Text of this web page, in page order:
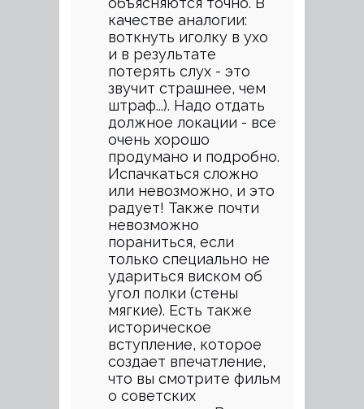
качестве аналогии:
воткнуть иголку в ухо
и в результате
потерять слух - это
звучит страшнее, чем
штраф...). Надо отдать
должное локации - все
очень хорошо
продумано и подробно.
Испачкаться сложно
или невозможно, и это
радует! Также почти
невозможно
пораниться, если
только специально не
удариться виском об
угол полки (стены
мягкие). Есть также
историческое
вступление, которое
создает впечатление,
что вы смотрите фильм
о советских